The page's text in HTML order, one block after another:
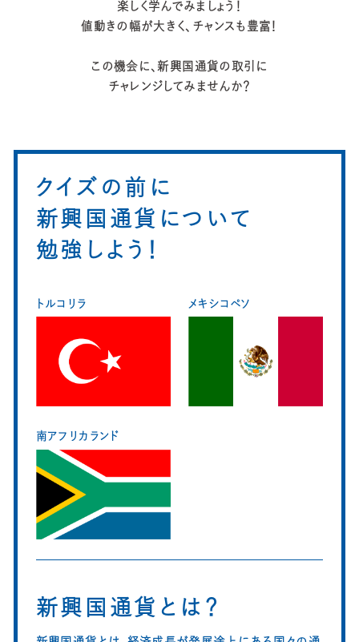
楽しく学んでみましょう！
値動きの幅が大きく、チャンスも豊富！
この機会に、新興国通貨の取引に
チャレンジしてみませんか？
クイズの前に
新興国通貨について
勉強しよう！
トルコリラ メキシコペソ
南アフリカランド
新興国通貨とは？